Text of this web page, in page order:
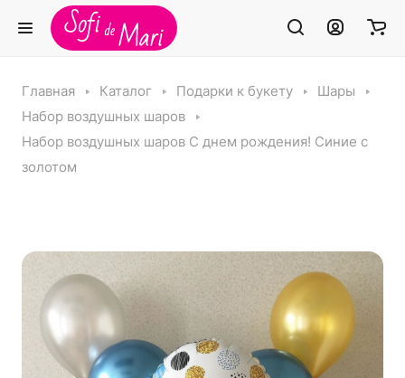
Главная Каталог Подарки к букету
Шары
Набор воздушных шаров
Набор воздушных шаров С днем рождения! Синие с
золотом